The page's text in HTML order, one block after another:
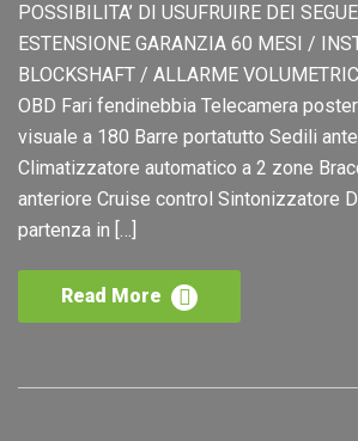
POSSIBILITA’ DI USUFRUIRE DEI
ESTENSIONE GARANZIA 60 MESI /
BLOCKSHAFT / ALLARME
OBD Fari fendinebbia Telecamera
visuale a 180 Barre portatutto Sedili
Climatizzatore automatico a 2 zone
anteriore Cruise control Sintonizzatore
partenza in […]
Read More
News